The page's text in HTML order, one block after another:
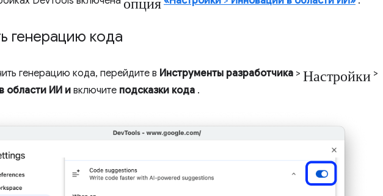
генерацию кода
генерацию кода, перейдите в Инструменты разработчика > Настройки >
области ИИ и включите подсказки кода .